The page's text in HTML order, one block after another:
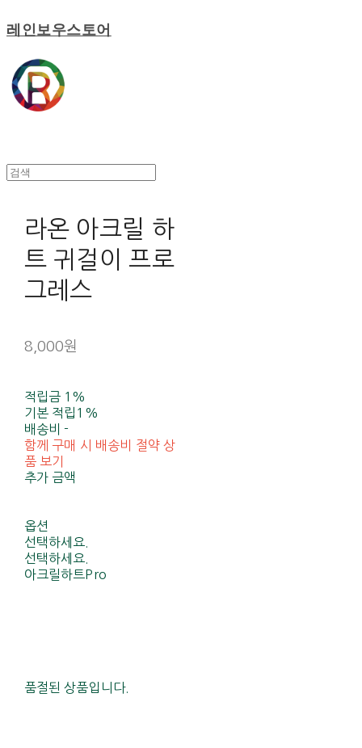
레인보우스토어
라온 아크릴 하
트 귀걸이 프로
그레스
8,000원
적립금 1%
기본 적립 1%
배송비-
함께 구매 시 배송비 절약 상
품 보기
추가 금액
옵션
선택하세요.
선택하세요.
아크릴하트Pro
품절된 상품입니다.